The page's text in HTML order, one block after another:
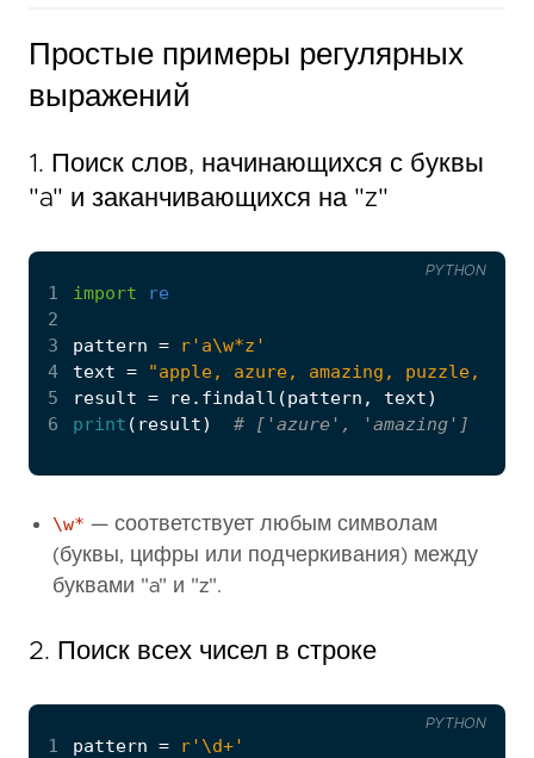
Простые примеры регулярных
выражений
1. Поиск слов, начинающихся с буквы
"a" и заканчивающихся на "z"
1 import
re
2
3
pattern = r'a\w*z'
4
text =
"apple, azure, amazing, puzzle,
5
result = re. findall (pattern , text)
6
print ( result) # ['azure', 'amazing']
PYTHON
\w* — соответствует любым символам
(буквы, цифры или подчеркивания) между
буквами "a" и "z".
2. Поиск всех чисел в строке
1 pattern = r'\d+'
PYTHON